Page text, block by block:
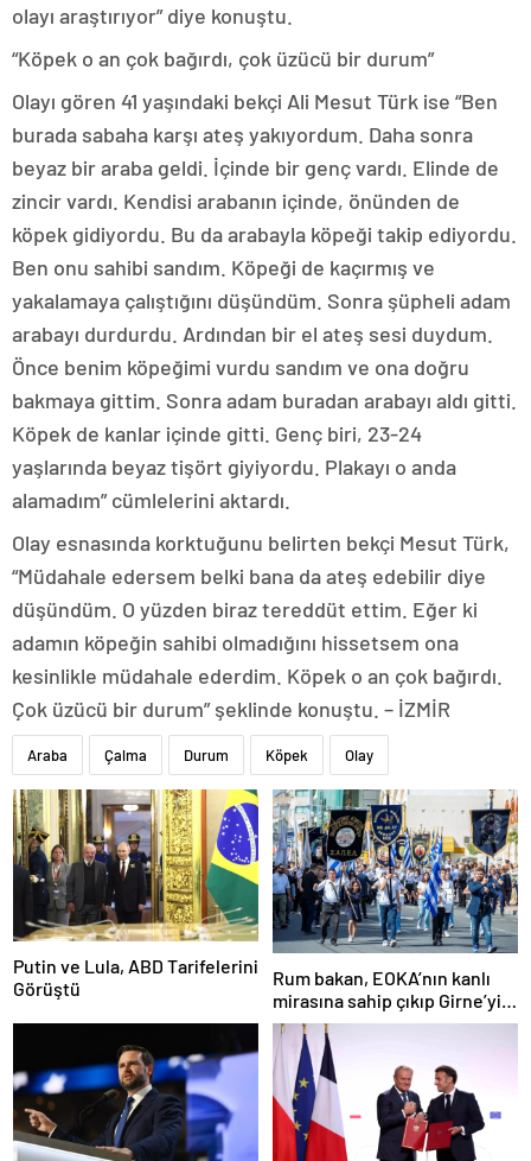
olayı araştırıyor” diye konuştu.
“Köpek o an çok bağırdı, çok üzücü bir durum”
Olayı gören 41 yaşındaki bekçi Ali Mesut Türk ise “Ben
burada sabaha karşı ateş yakıyordum. Daha sonra
beyaz bir araba geldi. İçinde bir genç vardı. Elinde de
zincir vardı. Kendisi arabanın içinde, önünden de
köpek gidiyordu. Bu da arabayla köpeği takip ediyordu.
Ben onu sahibi sandım. Köpeği de kaçırmış ve
yakalamaya çalıştığını düşündüm. Sonra şüpheli adam
arabayı durdurdu. Ardından bir el ateş sesi duydum.
Önce benim köpeğimi vurdu sandım ve ona doğru
bakmaya gittim. Sonra adam buradan arabayı aldı gitti.
Köpek de kanlar içinde gitti. Genç biri, 23-24
yaşlarında beyaz tişört giyiyordu. Plakayı o anda
alamadım” cümlelerini aktardı.
Olay esnasında korktuğunu belirten bekçi Mesut Türk,
“Müdahale edersem belki bana da ateş edebilir diye
düşündüm. O yüzden biraz tereddüt ettim. Eğer ki
adamın köpeğin sahibi olmadığını hissetsem ona
kesinlikle müdahale ederdim. Köpek o an çok bağırdı.
Çok üzücü bir durum” şeklinde konuştu. – İZMİR
Araba Çalma Durum Köpek Olay
Putin ve Lula, ABD Tarifelerini
Görüştü
Rum bakan, EOKA’nın kanlı
mirasına sahip çıkıp Girne’yi
hedef gösterdi